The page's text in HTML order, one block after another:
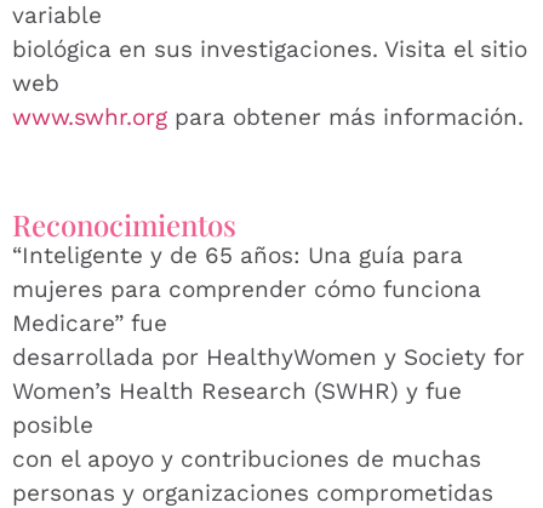
variable
biológica en sus investigaciones. Visita el sitio
web
www.swhr.org para obtener más información.
Reconocimientos
“Inteligente y de 65 años: Una guía para
mujeres para comprender cómo funciona
Medicare” fue
desarrollada por HealthyWomen y Society for
Women’s Health Research (SWHR) y fue
posible
con el apoyo y contribuciones de muchas
personas y organizaciones comprometidas